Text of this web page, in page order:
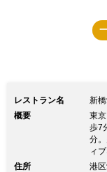
レストラン名
新
概要
東
歩7
分
ィ
住所
港